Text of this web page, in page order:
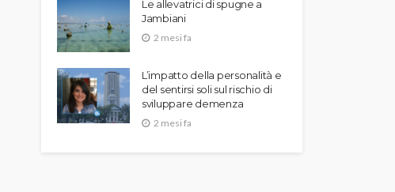
Le allevatrici di spugne a
Jambiani
2 mesi fa
L’impatto della personalità e
del sentirsi soli sul rischio di
sviluppare demenza
2 mesi fa